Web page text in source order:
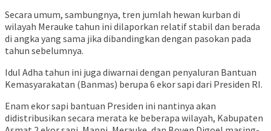
​Secara umum, sambungnya, tren jumlah hewan kurban di
wilayah Merauke tahun ini dilaporkan relatif stabil dan berada
di angka yang sama jika dibandingkan dengan pasokan pada
tahun sebelumnya.
​Idul Adha tahun ini juga diwarnai dengan penyaluran Bantuan
Kemasyarakatan (Banmas) berupa 6 ekor sapi dari Presiden RI.
​Enam ekor sapi bantuan Presiden ini nantinya akan
didistribusikan secara merata ke beberapa wilayah, Kabupaten